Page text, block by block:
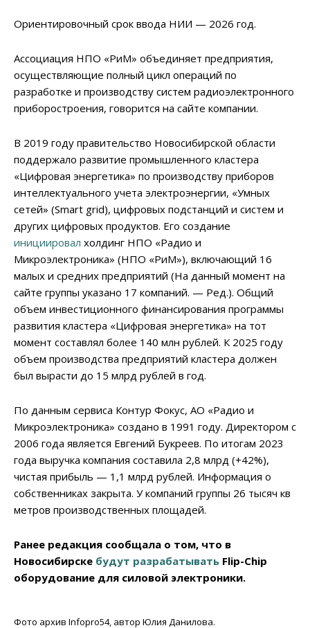
Ориентировочный срок ввода НИИ — 2026 год.
Ассоциация НПО «РиМ» объединяет предприятия,
осуществляющие полный цикл операций по
разработке и производству систем радиоэлектронного
приборостроения, говорится на сайте компании.
В 2019 году правительство Новосибирской области
поддержало развитие промышленного кластера
«Цифровая энергетика» по производству приборов
интеллектуального учета электроэнергии, «Умных
сетей» (Smart grid), цифровых подстанций и систем и
других цифровых продуктов. Его создание
инициировал холдинг НПО «Радио и
Микроэлектроника» (НПО «РиМ»), включающий 16
малых и средних предприятий (На данный момент на
сайте группы указано 17 компаний. — Ред.). Общий
объем инвестиционного финансирования программы
развития кластера «Цифровая энергетика» на тот
момент составлял более 140 млн рублей. К 2025 году
объем производства предприятий кластера должен
был вырасти до 15 млрд рублей в год.
По данным сервиса Контур Фокус, АО «Радио и
Микроэлектроника» создано в 1991 году. Директором с
2006 года является Евгений Букреев. По итогам 2023
года выручка компания составила 2,8 млрд (+42%),
чистая прибыль — 1,1 млрд рублей. Информация о
собственниках закрыта. У компаний группы 26 тысяч кв
метров производственных площадей.
Ранее редакция сообщала о том, что в
Новосибирске будут разрабатывать Flip-Chip
оборудование для силовой электроники.
Фото архив Infopro54, автор Юлия Данилова.